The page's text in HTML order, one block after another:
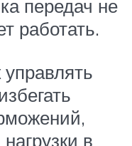
передач не
работать.
в